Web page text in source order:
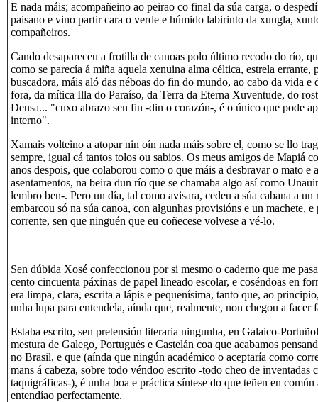
E nada máis; acompañeino ao peirao co final da súa carga, o
paisano e vino partir cara o verde e húmido labirinto da xungla,
compañeiros.
Cando desapareceu a frotilla de canoas polo último recodo do río,
como se parecía á miña aquela xenuina alma céltica, estrela errante,
buscadora, máis aló das néboas do fin do mundo, ao cabo da vida e
fora, da mítica Illa do Paraíso, da Terra da Eterna Xuventude, do
Deusa... "cuxo abrazo sen fin -din o corazón-, é o único que pode
interno".
Xamais volteino a atopar nin oín nada máis sobre el, como se llo
sempre, igual cá tantos tolos ou sabios. Os meus amigos de Mapiá
anos despois, que colaborou como o que máis a desbravar o mato e
asentamentos, na beira dun río que se chamaba algo así como
lembro ben-. Pero un día, tal como avisara, cedeu a súa cabana a un
embarcou só na súa canoa, con algunhas provisións e un machete, e
corrente, sen que ninguén que eu coñecese volvese a vé-lo.
Sen dúbida Xosé confeccionou por si mesmo o caderno que me
cento cincuenta páxinas de papel lineado escolar, e coséndoas en
era limpa, clara, escrita a lápis e pequenísima, tanto que, ao
unha lupa para entendela, aínda que, realmente, non chegou a facer
Estaba escrito, sen pretensión literaria ningunha, en Galaico-
mestura de Galego, Portugués e Castelán coa que acabamos
no Brasil, e que (aínda que ningún académico o aceptaría como
mans á cabeza, sobre todo véndoo escrito -todo cheo de inventadas
taquigráficas-), é unha boa e práctica síntese do que teñen en común
entendíao perfectamente.